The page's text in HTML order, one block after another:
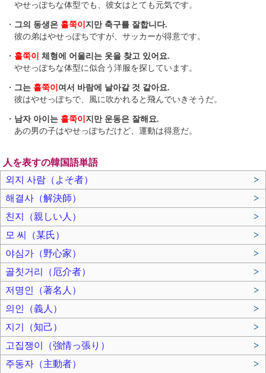
やせっぽちな体型でも、彼女はとても元気です。
・ 그의 동생은 홀쭉이 지만 축구를 잘합니다.
彼の弟はやせっぽちですが、サッカーが得意です。
・ 홀쭉이 체형에 어울리는 옷을 찾고 있어요.
やせっぽちな体型に似合う洋服を探しています。
・ 그는 홀쭉이 여서 바람에 날아갈 것 같아요.
彼はやせっぽちで、風に吹かれると飛んでいきそうだ。
・ 남자 아이는 홀쭉이 지만 운동은 잘해요.
あの男の子はやせっぽちだけど、運動は得意だ。
人を表すの韓国語単語
외지 사람（よそ者）
>
해결사（解決師）
>
친지（親しい人）
>
모 씨（某氏）
>
야심가（野心家）
>
골칫거리（厄介者）
>
저명인（著名人）
>
의인（義人）
>
지기（知己）
>
고집쟁이（強情っ張り）
>
주동자（主動者）
>